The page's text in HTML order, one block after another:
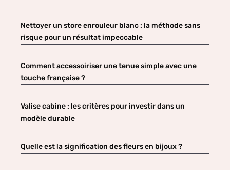
Nettoyer un store enrouleur blanc : la méthode sans
risque pour un résultat impeccable
Comment accessoiriser une tenue simple avec une
touche française ?
Valise cabine : les critères pour investir dans un
modèle durable
Quelle est la signification des fleurs en bijoux ?